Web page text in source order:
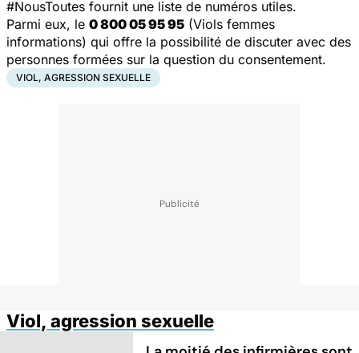
#NousToutes fournit une liste de numéros utiles.
Parmi eux, le 0 800 05 95 95 (Viols femmes
informations) qui offre la possibilité de discuter avec des
personnes formées sur la question du consentement.
VIOL, AGRESSION SEXUELLE
Viol, agression sexuelle